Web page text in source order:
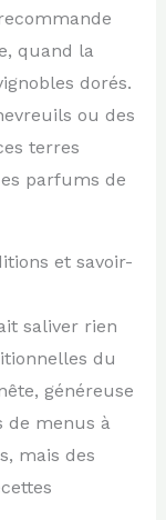
quand la
dorés.
ou des
terres
parfums de
et savoir-
saliver rien
du
généreuse
de menus à
mais des